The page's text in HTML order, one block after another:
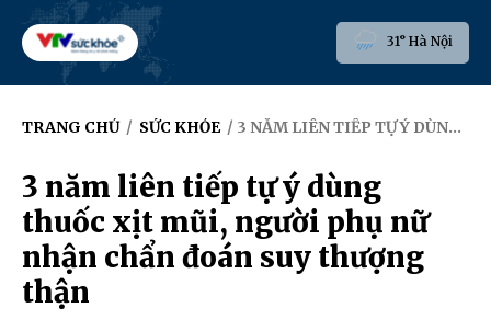
31° Hà Nội
TRANG CHỦ / SỨC KHỎE / 3 NĂM LIÊN TIẾP TỰ Ý DÙNG THUỐC XỊT MŨI, NGƯỜI PHỤ NỮ NHẬN CHẨN ĐOÁN SUY THƯỢNG THẬN
3 năm liên tiếp tự ý dùng
thuốc xịt mũi, người phụ nữ
nhận chẩn đoán suy thượng
thận